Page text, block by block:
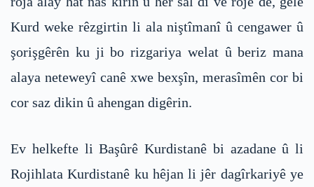
Kurd weke rêzgirtin li ala niştîmanî û cengawer û
şorişgêrên ku ji bo rizgariya welat û beriz mana
alaya neteweyî canê xwe bexşîn, merasîmên cor bi
cor saz dikin û ahengan digêrin.
Ev helkefte li Başûrê Kurdistanê bi azadane û li
Rojihlata Kurdistanê ku hêjan li jêr dagîrkariyê ye